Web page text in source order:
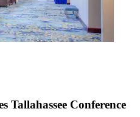
Tallahassee Conference